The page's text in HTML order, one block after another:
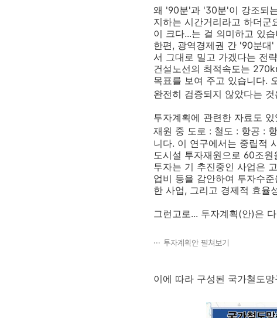
왜 '90분'과 '30분'이 강조되
지하는 시간거리라고 하더
이 크다...는 걸 의미하고 있습
한편, 광역경제권 간 '90분대
서 그대로 밀고 가겠다는 전
건설노선의 최적속도는
목표를 보여 주고 있습니다.
완전히 검증되지 않았다는
투자계획에 관련한 자료도
재원 중 도로 : 철도 : 항공 :
니다. 이 연구에서는 중립적
도시설 투자재원으로 60조
투자는 기 추진중인 사업은
업비 등을 감안하여 투자수
한 사업, 그리고 경제적 효율
그런고로... 투자계획(안)은
투자계획안 펼쳐보기
이에 따라 구성된 국가철도